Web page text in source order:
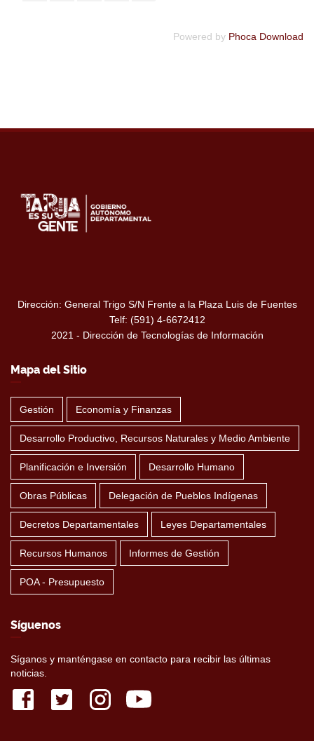
Powered by Phoca Download
Dirección: General Trigo S/N Frente a la Plaza Luis de Fuentes
Telf: (591) 4-6672412
2021 - Dirección de Tecnologías de Información
Mapa del Sitio
Gestión Economía y Finanzas
Desarrollo Productivo, Recursos Naturales y Medio Ambiente
Planificación e Inversión Desarrollo Humano
Obras Públicas Delegación de Pueblos Indígenas
Decretos Departamentales Leyes Departamentales
Recursos Humanos Informes de Gestión
POA - Presupuesto
Síguenos
Síganos y manténgase en contacto para recibir las últimas
noticias.